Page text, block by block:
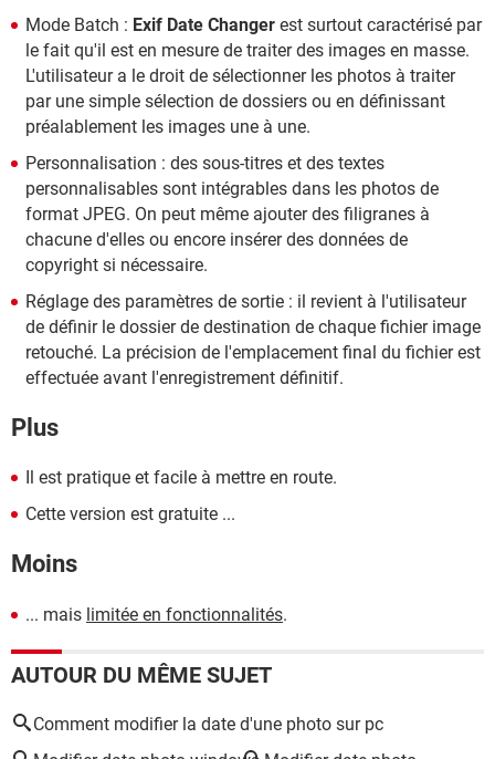
Mode Batch : Exif Date Changer est surtout caractérisé par
le fait qu'il est en mesure de traiter des images en masse.
L'utilisateur a le droit de sélectionner les photos à traiter
par une simple sélection de dossiers ou en définissant
préalablement les images une à une.
Personnalisation : des sous-titres et des textes
personnalisables sont intégrables dans les photos de
format JPEG. On peut même ajouter des filigranes à
chacune d'elles ou encore insérer des données de
copyright si nécessaire.
Réglage des paramètres de sortie : il revient à l'utilisateur
de définir le dossier de destination de chaque fichier image
retouché. La précision de l'emplacement final du fichier est
effectuée avant l'enregistrement définitif.
Plus
Il est pratique et facile à mettre en route.
Cette version est gratuite ...
Moins
... mais limitée en fonctionnalités.
AUTOUR DU MÊME SUJET
Comment modifier la date d'une photo sur pc